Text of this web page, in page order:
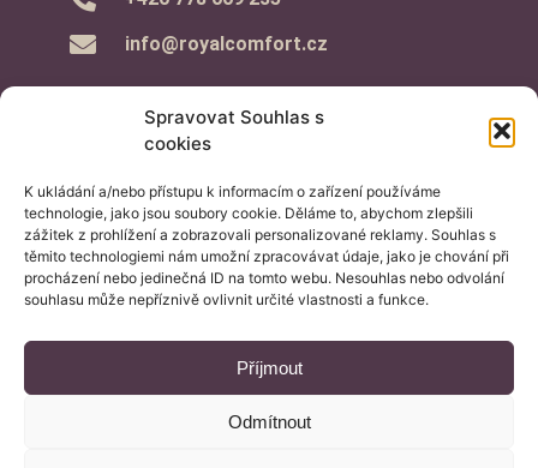
Spravovat Souhlas s
cookies
K ukládání a/nebo přístupu k informacím o zařízení používáme
technologie, jako jsou soubory cookie. Děláme to, abychom zlepšili
zážitek z prohlížení a zobrazovali personalizované reklamy. Souhlas s
těmito technologiemi nám umožní zpracovávat údaje, jako je chování při
procházení nebo jedinečná ID na tomto webu. Nesouhlas nebo odvolání
souhlasu může nepříznivě ovlivnit určité vlastnosti a funkce.
Příjmout
Odmítnout
info@royalcomfort.cz
Informace pro Vás
– Průvodce nákupem
– Obchodní podmínky
– Reklamační řád
– GDPR a cookies